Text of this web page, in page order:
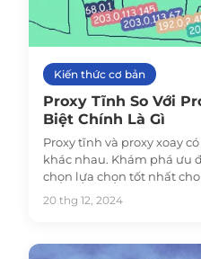
Kiến thức cơ bản
Proxy Tĩnh So Với
Biệt Chính Là Gì
Proxy tĩnh và proxy xoay
khác nhau. Khám phá ưu
chọn lựa chọn tốt nhất
quản lý mạng xã hội, xác
hơn nữa.
20 thg 12, 2024